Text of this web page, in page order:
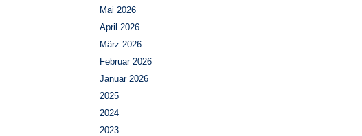
Mai 2026
April 2026
März 2026
Februar 2026
Januar 2026
2025
2024
2023